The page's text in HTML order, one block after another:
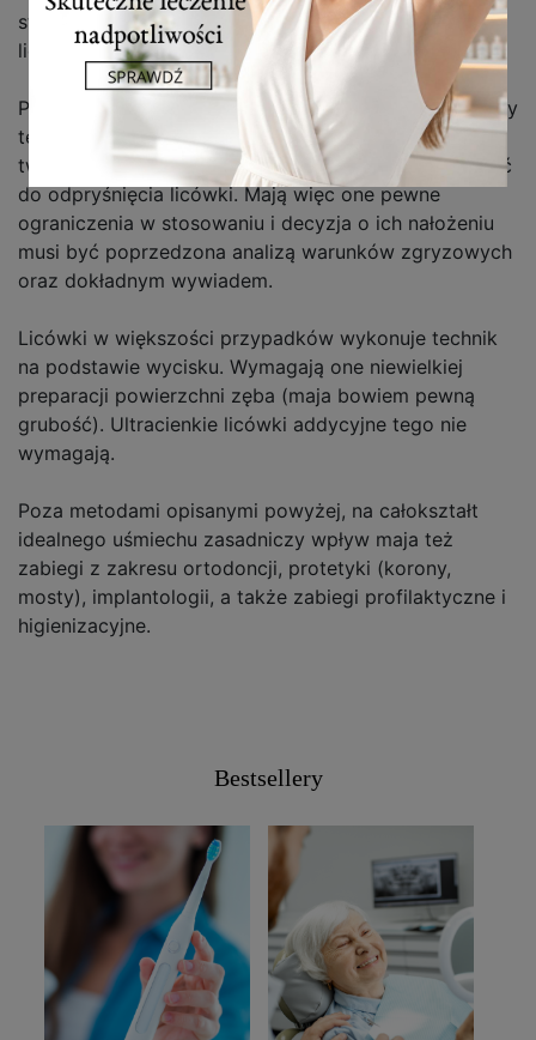
starte brzegi – wszystko to może zniknąć pod
licówką.
Pamiętać jednak należy, że wady zgryzu, bruksizm czy
też inne parafunkcje (np. nawykowe obgryzanie
twardych przedmiotów, paznokci) może doprowadzić
do odpryśnięcia licówki. Mają więc one pewne
ograniczenia w stosowaniu i decyzja o ich nałożeniu
musi być poprzedzona analizą warunków zgryzowych
oraz dokładnym wywiadem.
Licówki w większości przypadków wykonuje technik
na podstawie wycisku. Wymagają one niewielkiej
preparacji powierzchni zęba (maja bowiem pewną
grubość). Ultracienkie licówki addycyjne tego nie
wymagają.
Poza metodami opisanymi powyżej, na całokształt
idealnego uśmiechu zasadniczy wpływ maja też
zabiegi z zakresu ortodoncji, protetyki (korony,
mosty), implantologii, a także zabiegi profilaktyczne i
higienizacyjne.
Bestsellery